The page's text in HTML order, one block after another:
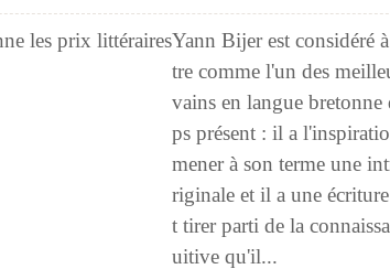
Yann Bijer est considéré
tre comme l'un des
vains en langue bretonne
ps présent : il a
mener à son terme une
riginale et il a une
t tirer parti de la
uitive qu'il...